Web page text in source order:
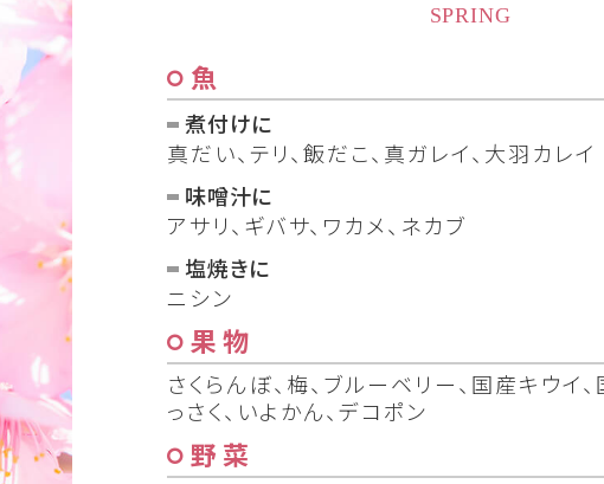
SPRING
魚
煮付けに
真だい、テリ、飯だこ、真ガレイ、大羽カレイ
味噌汁に
アサリ、ギバサ、ワカメ、ネカブ
塩焼きに
ニシン
果物
さくらんぼ、梅、ブルーベリー、国産キウイ
っさく、いよかん、デコポン
野菜